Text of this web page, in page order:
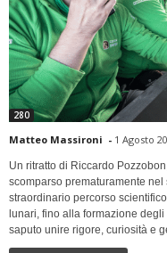
280
Matteo Massironi - 1 Agosto
Un ritratto di Riccardo
scomparso prematuramente
straordinario percorso
lunari, fino alla formazione
saputo unire rigore, curiosità e